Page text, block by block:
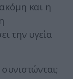
και η
την υγεία